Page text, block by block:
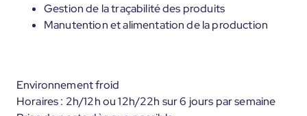
Gestion de la traçabilité des produits
Manutention et alimentation de la production
Environnement froid
Horaires : 2h/12h ou 12h/22h sur 6 jours par semaine